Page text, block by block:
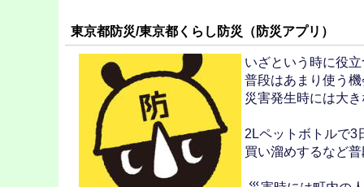
東京都防災/東京都くらし防災（防災アプリ）
いざという時に役
普段はあまり使う
災害発生時には大
2Lペットボトルで3
買い溜めするなど